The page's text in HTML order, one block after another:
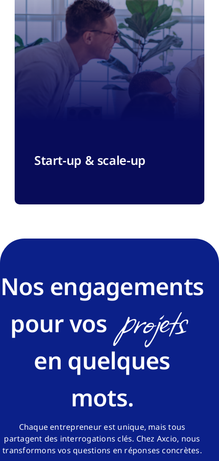
Start-up & scale-up
Nos engagements
pour vos projets
en quelques
mots.
Chaque entrepreneur est unique, mais tous
partagent des interrogations clés. Chez Axcio, nous
transformons vos questions en réponses concrètes.